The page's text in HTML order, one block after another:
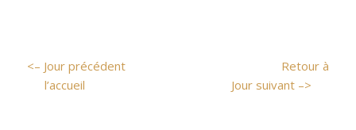
<– Jour précédent
Retour à
l’accueil
Jour suivant –>